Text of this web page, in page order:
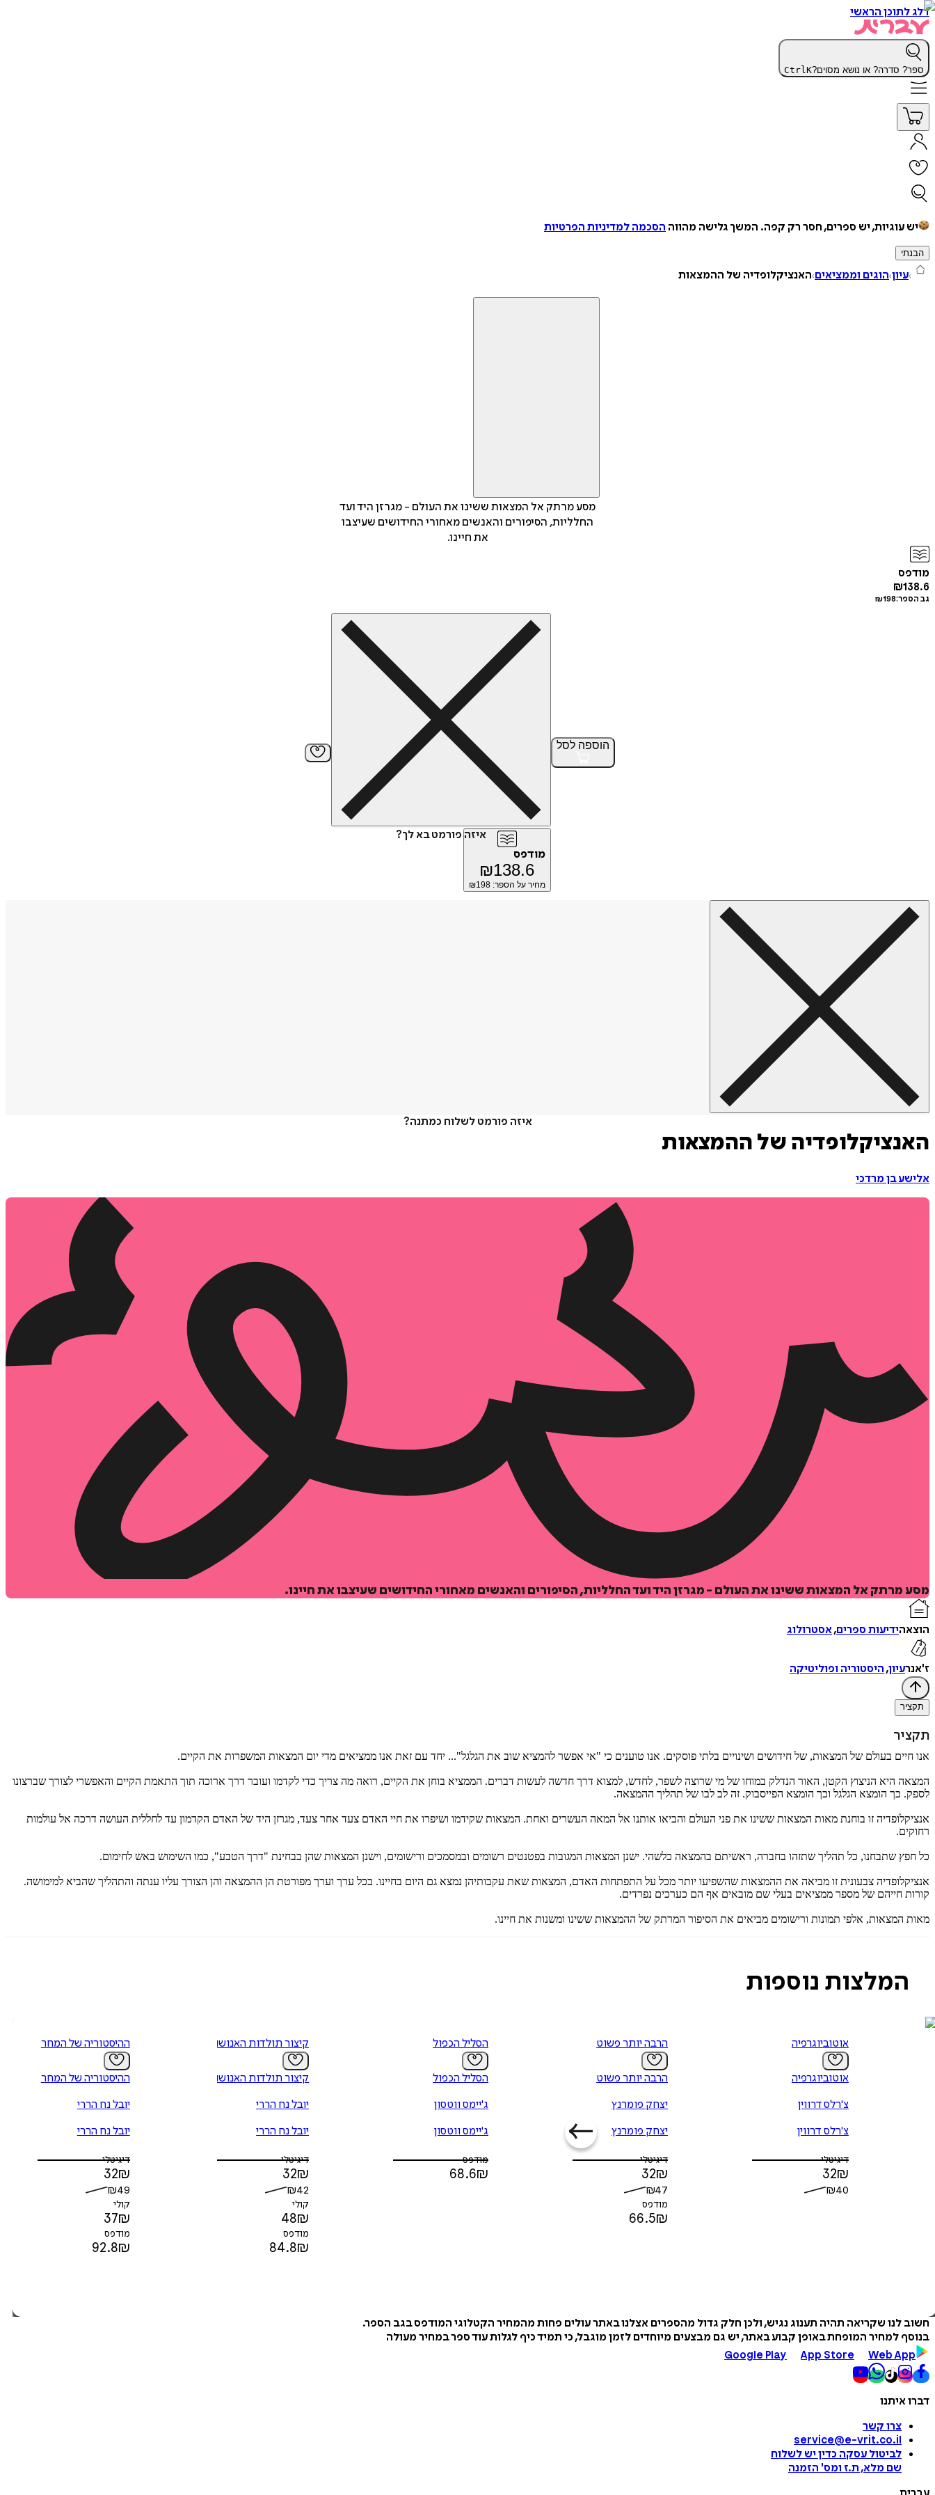
דלג לתוכן הראשי
ספר? סדרה? או נושא מסוים? CtrlK
יש עוגיות, יש ספרים, חסר רק קפה. המשך גלישה מהווה הסכמה למדיניות הפרטיות
הבנתי
עיון הוגים וממציאים האנציקלופדיה של ההמצאות
מסע מרתק אל המצאות ששינו את העולם - מגרזן היד ועד
החלליות, הסיפורים והאנשים מאחורי החידושים שעיצבו
את חיינו.
מודפס
₪138.6
גב הספר: ₪198
הוספה לסל
איזה פורמט בא לך?
מודפס
₪138.6
מחיר על הספר: ₪198
איזה פורמט לשלוח כמתנה?
לסל
האנציקלופדיה של ההמצאות
אלישע בן מרדכי
מסע מרתק אל המצאות ששינו את העולם - מגרזן היד ועד החלליות, הסיפורים והאנשים מאחורי החידושים שעיצבו את חיינו.
הוצאהידיעות ספרים,אסטרולוג
ז'אנרעיון,היסטוריה ופוליטיקה
תקציר
תקציר
אנו חיים בעולם של המצאות, של חידושים ושינויים בלתי פוסקים. אנו טוענים כי "אי אפשר להמציא שוב את הגלגל"... יחד עם זאת אנו ממציאים מדי יום המצאות המשפרות את הקיים.
המצאה היא הניצוץ הקטן, האור הנדלק במוחו של מי שרוצה לשפר, לחדש, למצוא דרך חדשה לעשות דברים. הממציא בוחן את הקיים, רואה מה צריך כדי לקדמו ועובר דרך ארוכה תוך התאמת הקיים והאפשרי לצורך שברצונו
לספק. כך הומצא הגלגל וכך הומצא הפייסבוק. זה לב לבו של תהליך ההמצאה.
אנציקלופדיה זו בוחנת מאות המצאות ששינו את פני העולם והביאו אותנו אל המאה העשרים ואחת. המצאות שקידמו ושיפרו את חיי האדם צעד אחר צעד, מגרזן היד של האדם הקדמון עד לחללית העושה דרכה אל עולמות
רחוקים.
כל חפץ שתבחנו, כל תהליך שתזהו בחברה, ראשיתם בהמצאה כלשהי. ישנן המצאות המגובות בפטנטים רשומים ובמסמכים ורישומים, וישנן המצאות שהן בבחינת "דרך הטבע", כמו השימוש באש לחימום.
אנציקלופדיה צבעונית זו מביאה את ההמצאות שהשפיעו יותר מכל על התפתחות האדם, המצאות שאת עקבותיהן נמצא גם היום בחיינו. בכל ערך וערך מפורטת הן ההמצאה והן הצורך עליו ענתה והתהליך שהביא למימושה.
קורות חייהם של מספר ממציאים בעלי שם מובאים אף הם כערכים נפרדים.
מאות המצאות, אלפי תמונות ורישומים מביאים את הסיפור המרתק של ההמצאות ששינו ומשנות את חיינו.
המלצות נוספות
אוטוביוגרפיה
אוטוביוגרפיה
צ'רלס דרווין
צ'רלס דרווין
דיגיטלי
32₪
₪40
הרבה יותר פשוט
הרבה יותר פשוט
יצחק פומרנץ
יצחק פומרנץ
דיגיטלי
32₪
₪47
מודפס
66.5₪
הסליל הכפול
הסליל הכפול
ג'יימס ווטסון
ג'יימס ווטסון
מודפס
68.6₪
קיצור תולדות האנושות
קיצור תולדות האנושות
יובל נח הררי
יובל נח הררי
דיגיטלי
32₪
₪42
קולי
48₪
מודפס
84.8₪
ההיסטוריה של המחר
ההיסטוריה של המחר
יובל נח הררי
יובל נח הררי
דיגיטלי
32₪
₪49
קולי
37₪
מודפס
92.8₪
חשוב לנו שקריאה תהיה תענוג נגיש, ולכן חלק גדול מהספרים אצלנו באתר עולים פחות מהמחיר הקטלוגי המודפס בגב הספר.
בנוסף למחיר המופחת באופן קבוע באתר, יש גם מבצעים מיוחדים לזמן מוגבל, כי תמיד כיף לגלות עוד ספר במחיר מעולה
Google Play
App Store Web App
דברו איתנו
צרו קשר
service@e-vrit.co.il
לביטול עסקה כדין יש לשלוח
שם מלא, ת.ז ומס' הזמנה